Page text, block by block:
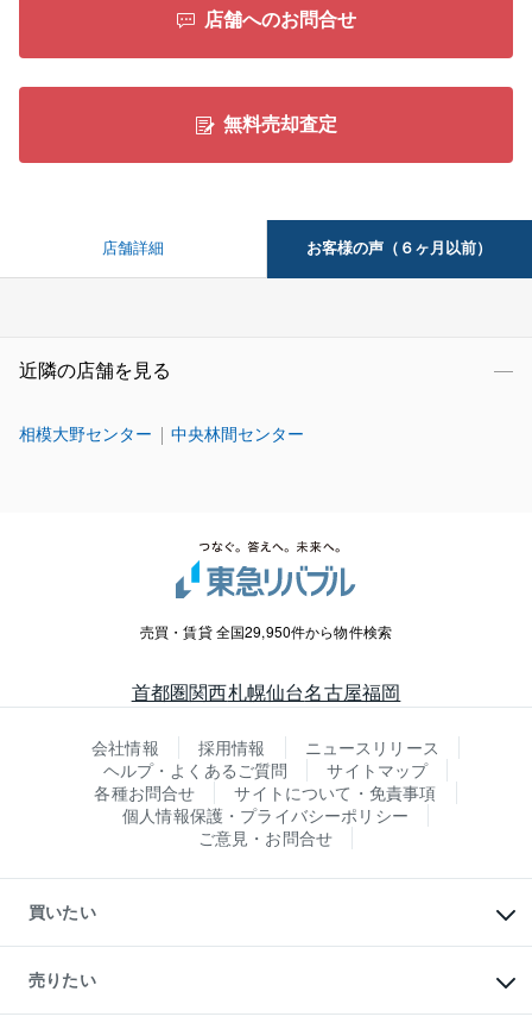
店舗へのお問合せ
無料売却査定
店舗詳細 お客様の声（６ヶ月以前）
近隣の店舗を見る
相模大野センター 中央林間センター
売買・賃貸 全国29,950件から物件検索
首都圏関西札幌仙台名古屋福岡
会社情報 採用情報
ニュースリリース
ヘルプ・よくあるご質問
サイトマップ
各種お問合せ
サイトについて・免責事項
個人情報保護・プライバシーポリシー
ご意見・お問合せ
買いたい
新築・分譲マンションの購入
中古マンションの購入
一戸建ての購入
売りたい